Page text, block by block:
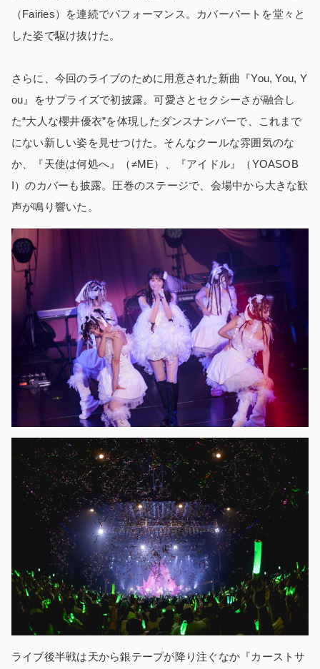
（Fairies）を連続でパフォーマンス。カバーパートを堂々と
した姿で駆け抜けた。
さらに、今回のライブのために用意された新曲『You, You, Y
ou』をサプライズで初披露。可愛さとセクシーさが融合し
た“大人な櫻井優衣”を体現したダンスナンバーで、これまで
にない新しい姿を見せつけた。そんなクールな雰囲気のな
か、『天使は何処へ』（≠ME）、『アイドル』（YOASOB
I）のカバーも披露。圧巻のステージで、会場中から大きな歓
声が鳴り響いた。
ライブ後半戦は天から銀テープが降り注ぐなか『カーストサ